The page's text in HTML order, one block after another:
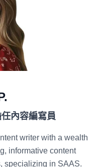
內容編寫員
writer with a wealth
informative content
specializing in SAAS.